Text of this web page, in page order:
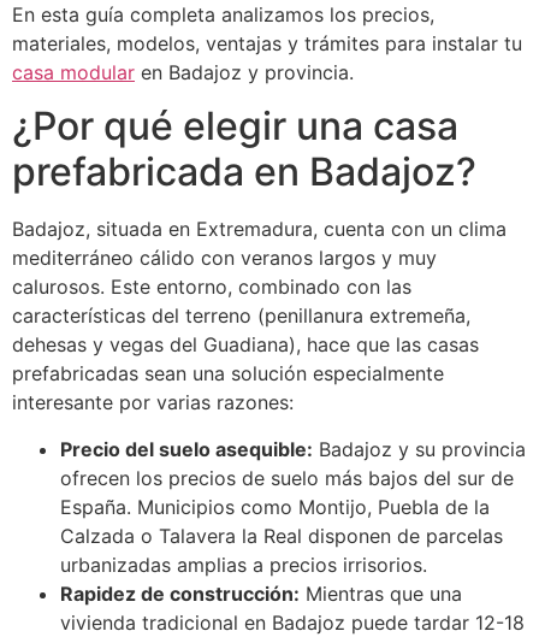
En esta guía completa analizamos los precios,
materiales, modelos, ventajas y trámites para instalar tu
casa modular en Badajoz y provincia.
¿Por qué elegir una casa
prefabricada en Badajoz?
Badajoz, situada en Extremadura, cuenta con un clima
mediterráneo cálido con veranos largos y muy
calurosos. Este entorno, combinado con las
características del terreno (penillanura extremeña,
dehesas y vegas del Guadiana), hace que las casas
prefabricadas sean una solución especialmente
interesante por varias razones:
Precio del suelo asequible: Badajoz y su provincia
ofrecen los precios de suelo más bajos del sur de
España. Municipios como Montijo, Puebla de la
Calzada o Talavera la Real disponen de parcelas
urbanizadas amplias a precios irrisorios.
Rapidez de construcción: Mientras que una
vivienda tradicional en Badajoz puede tardar 12-18